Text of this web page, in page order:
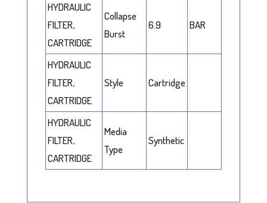
HYDRAULIC
FILTER,
CARTRIDGE
Collapse
Burst
6.9 BAR
HYDRAULIC
FILTER,
CARTRIDGE
Style Cartridge
HYDRAULIC
FILTER,
CARTRIDGE
Media
Type
Synthetic